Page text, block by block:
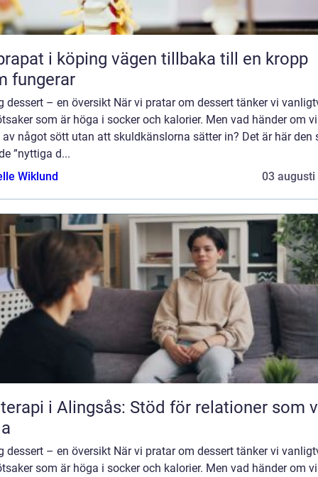
köping vägen tillbaka till en kropp
fungerar
dessert – en översikt När vi pratar om dessert tänker vi
som är höga i socker och kalorier. Men vad händer om
något sött utan att skuldkänslorna sätter in? Det är här den
”nyttiga d...
Wiklund
03 augusti
i Alingsås: Stöd för relationer som
dessert – en översikt När vi pratar om dessert tänker vi
som är höga i socker och kalorier. Men vad händer om